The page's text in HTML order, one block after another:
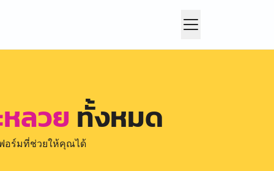
ลวย ทั้งหมด
อร์มที่ช่วยให้คุณได้